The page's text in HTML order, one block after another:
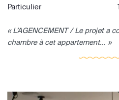
Particulier
« L’AGENCEMENT / Le projet a
chambre à cet appartement... »